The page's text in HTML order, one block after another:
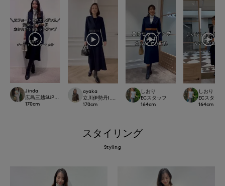
Jinda
広島三越SUPERIORCLOSET
170cm
ayaka
立川伊勢丹I.T.'S.international
170cm
しおり
ECスタッフ
164cm
しおり
ECスタッフ
164cm
スタイリング
Styling